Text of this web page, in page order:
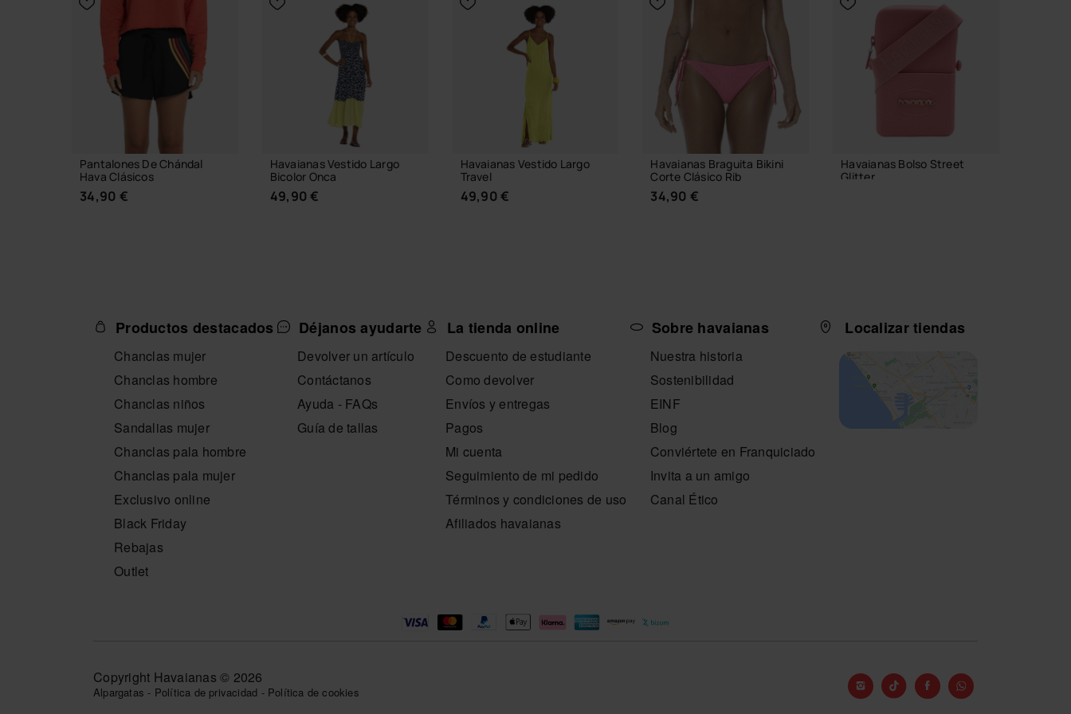
Pantalones De Chándal
Hava Clásicos
34,90 €
SELECCIONA TALLA
Havaianas Vestido Largo
Bicolor Onca
49,90 €
SELECCIONA TALLA
Havaianas Vestido Largo
Travel
49,90 €
SELECCIONA TALLA
Havaianas Braguita Bikini
Corte Clásico Rib
34,90 €
SELECCIONA TALLA
Havaianas Bolso Street
Glitter
Productos destacados
Chanclas mujer
Chanclas hombre
Chanclas niños
Sandalias mujer
Chanclas pala hombre
Chanclas pala mujer
Exclusivo online
Black Friday
Rebajas
Outlet
Déjanos ayudarte
Devolver un artículo
Contáctanos
Ayuda - FAQs
Guía de tallas
La tienda online
Descuento de estudiante
Como devolver
Envíos y entregas
Pagos
Mi cuenta
Seguimiento de mi pedido
Términos y condiciones de uso
Afiliados havaianas
Sobre havaianas
Nuestra historia
Sostenibilidad
EINF
Blog
Conviértete en Franquiciado
Invita a un amigo
Canal Ético
Localizar tiendas
Copyright Havaianas © 2026
Alpargatas - Política de privacidad - Política de cookies